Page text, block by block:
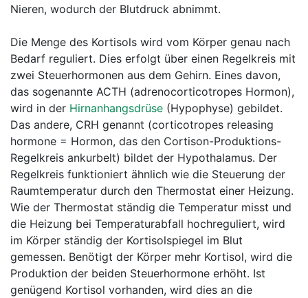
Nieren, wodurch der Blutdruck abnimmt.
Die Menge des Kortisols wird vom Körper genau nach
Bedarf reguliert. Dies erfolgt über einen Regelkreis mit
zwei Steuerhormonen aus dem Gehirn. Eines davon,
das sogenannte ACTH (adrenocorticotropes Hormon),
wird in der Hirnanhangsdrüse (Hypophyse) gebildet.
Das andere, CRH genannt (corticotropes releasing
hormone = Hormon, das den Cortison-Produktions-
Regelkreis ankurbelt) bildet der Hypothalamus. Der
Regelkreis funktioniert ähnlich wie die Steuerung der
Raumtemperatur durch den Thermostat einer Heizung.
Wie der Thermostat ständig die Temperatur misst und
die Heizung bei Temperaturabfall hochreguliert, wird
im Körper ständig der Kortisolspiegel im Blut
gemessen. Benötigt der Körper mehr Kortisol, wird die
Produktion der beiden Steuerhormone erhöht. Ist
genügend Kortisol vorhanden, wird dies an die